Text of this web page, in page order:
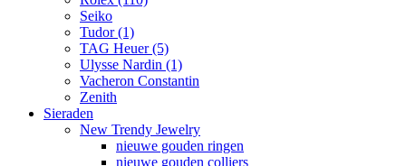
Seiko
Tudor(1)
TAG Heuer(5)
Ulysse Nardin (1)
Vacheron Constantin
Zenith
Sieraden
New Trendy Jewelry
nieuwe gouden ringen
nieuwe gouden colliers